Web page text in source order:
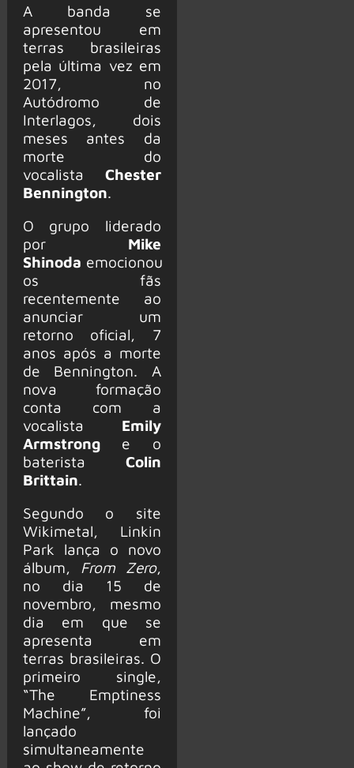
A banda se
apresentou em
terras brasileiras
pela última vez em
2017, no
Autódromo de
Interlagos, dois
meses antes da
morte do
vocalista Chester
Bennington.
O grupo liderado
por Mike
Shinoda emocionou
os fãs
recentemente ao
anunciar um
retorno oficial, 7
anos após a morte
de Bennington. A
nova formação
conta com a
vocalista Emily
Armstronge o
baterista Colin
Brittain.
Segundo o site
Wikimetal, Linkin
Park lança o novo
álbum, From Zero,
no dia 15 de
novembro, mesmo
dia em que se
apresenta em
terras brasileiras. O
primeiro single,
“The Emptiness
Machine”, foi
lançado
simultaneamente